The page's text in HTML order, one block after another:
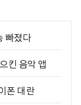
빠졌다
킨 음악 앱
폰 대란